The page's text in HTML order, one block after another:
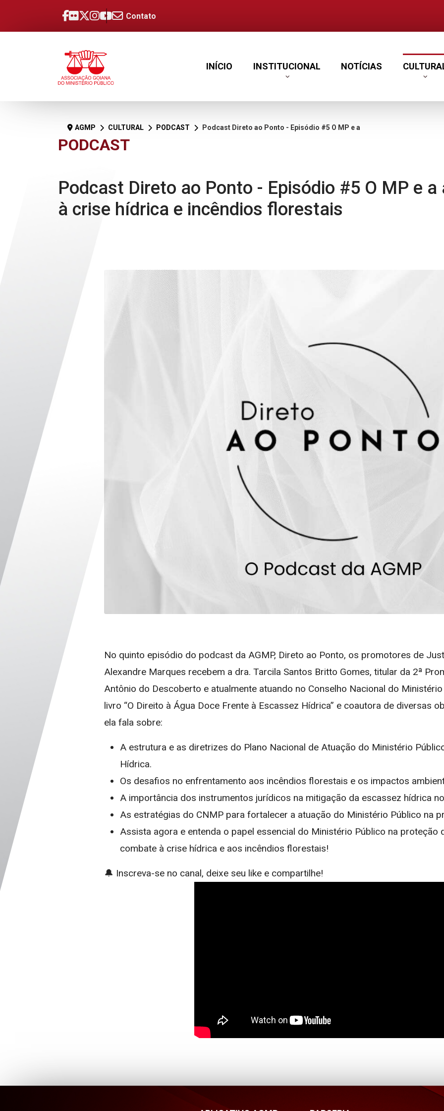
Contato
INÍCIO INSTITUCIONAL NOTÍCIAS
PODCAST
AGMP CULTURAL PODCAST Podcast Direto ao Ponto - Episódio #5 O MP e a atuação no combate à crise hídrica e incêndios florestais
Podcast Direto ao Ponto - Episódio #5 O MP e
à crise hídrica e incêndios florestais
No quinto episódio do podcast da AGMP, Direto ao Ponto, os promotores de
Alexandre Marques recebem a dra. Tarcila Santos Britto Gomes, titular da 2ª
Antônio do Descoberto e atualmente atuando no Conselho Nacional do
livro “O Direito à Água Doce Frente à Escassez Hídrica” e coautora de diversas
ela fala sobre:
A estrutura e as diretrizes do Plano Nacional de Atuação do Ministério
Hídrica.
Os desafios no enfrentamento aos incêndios florestais e os impactos
A importância dos instrumentos jurídicos na mitigação da escassez hídrica
As estratégias do CNMP para fortalecer a atuação do Ministério Público na
Assista agora e entenda o papel essencial do Ministério Público na proteção
combate à crise hídrica e aos incêndios florestais!
🔔 Inscreva-se no canal, deixe seu like e compartilhe!